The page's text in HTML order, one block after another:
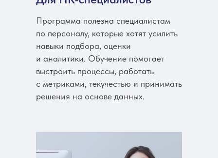
Программа полезна специалистам
по персоналу, которые хотят усилить
навыки подбора, оценки
и аналитики. Обучение помогает
выстроить процессы, работать
с метриками, текучестью и принимать
решения на основе данных.